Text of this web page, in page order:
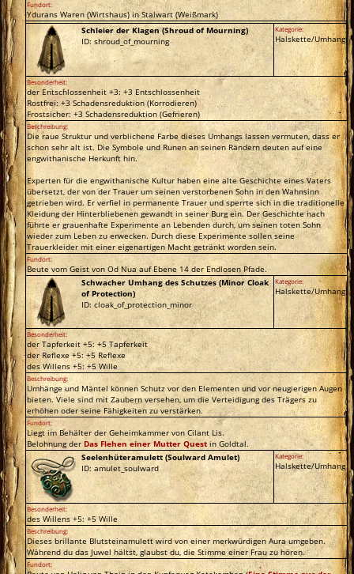
Fundort:
Ydurans Waren (Wirtshaus) in Stalwart (Weißmark)
Schleier der Klagen (Shroud of Mourning)
ID: shroud_of_mourning
Kategorie:
Halskette/Umhang
Besonderheit:
der Entschlossenheit +3: +3 Entschlossenheit
Rostfrei: +3 Schadensreduktion (Korrodieren)
Frostsicher: +3 Schadensreduktion (Gefrieren)
Beschreibung:
Die raue Struktur und verblichene Farbe dieses Umhangs lassen vermuten, dass er
schon sehr alt ist. Die Symbole und Runen an seinen Rändern deuten auf eine
engwithanische Herkunft hin.
Experten für die engwithanische Kultur haben eine alte Geschichte eines Vaters
übersetzt, der von der Trauer um seinen verstorbenen Sohn in den Wahnsinn
getrieben wird. Er verfiel in permanente Trauer und sperrte sich in die traditionelle
Kleidung der Hinterbliebenen gewandt in seiner Burg ein. Der Geschichte nach
führte er grauenhafte Experimente an Lebenden durch, um seinen toten Sohn
wieder zum Leben zu erwecken. Durch diese Experimente sollen seine
Trauerkleider mit einer eigenartigen Macht getränkt worden sein.
Fundort:
Beute vom Geist von Od Nua auf Ebene 14 der Endlosen Pfade.
Schwacher Umhang des Schutzes (Minor Cloak
of Protection)
ID: cloak_of_protection_minor
Kategorie:
Halskette/Umhang
Besonderheit:
der Tapferkeit +5: +5 Tapferkeit
der Reflexe +5: +5 Reflexe
des Willens +5: +5 Wille
Beschreibung:
Umhänge und Mäntel können Schutz vor den Elementen und vor neugierigen Augen
bieten. Viele sind mit Zaubern versehen, um die Verteidigung des Trägers zu
erhöhen oder seine Fähigkeiten zu verstärken.
Fundort:
Liegt im Behälter der Geheimkammer von Cilant Lis.
Belohnung derDas Flehen einer Mutter Questin Goldtal.
Seelenhüteramulett (Soulward Amulet)
ID: amulet_soulward
Kategorie:
Halskette/Umhang
Besonderheit:
des Willens +5: +5 Wille
Beschreibung:
Dieses brillante Blutsteinamulett wird von einer merkwürdigen Aura umgeben.
Während du das Juwel hältst, glaubst du, die Stimme einer Frau zu hören.
Fundort: